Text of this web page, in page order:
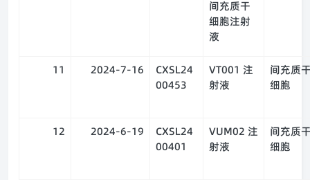
间充质干
细胞注射
液
11 2024-7-16
CXSL24
00453
VT001 注
射液
间充质
细胞
12 2024-6-19
CXSL24
00401
VUM02 注
射液
间充质
细胞